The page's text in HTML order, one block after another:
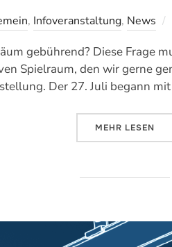
, Infoveranstaltung, News
gebührend? Diese Frage
Spielraum, den wir gerne
Der 27. Juli begann
MEHR ÜBER
LESEN